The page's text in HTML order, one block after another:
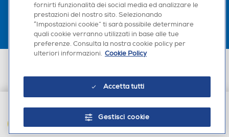
AGGIUNGI AL CARRELLO
Cerchia,
trova.
Ricarica Wireless Ricarica Wireless
4.900 mAh Ricarica Ultra-
Rapida 45W
5000 mAh ricarica da 18W
Alimentatore incluso Alimentatore incluso
n. 13337170156. Codice intermediario SDI: HHBD9AK. Vendite soggette
agli Artt. 45 e ss del Codice del Consumo in tema di Diritti dei
fornirti funzionalità dei social media ed analizzare le
prestazioni del nostro sito. Selezionando
“Impostazioni cookie” ti sarà possibile determinare
quali cookie verranno utilizzati in base alle tue
preferenze. Consulta la nostra cookie policy per
ulteriori informazioni. Cookie Policy
Accetta tutti
Gestisci cookie